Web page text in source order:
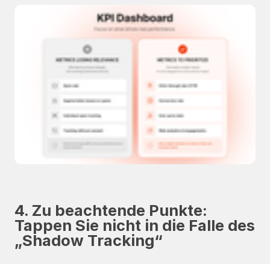
4. Zu beachtende Punkte:
Tappen Sie nicht in die Falle des
„Shadow Tracking“